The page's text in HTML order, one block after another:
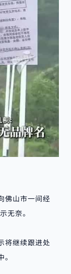
佛山市一间经
无奈。
将继续跟进处